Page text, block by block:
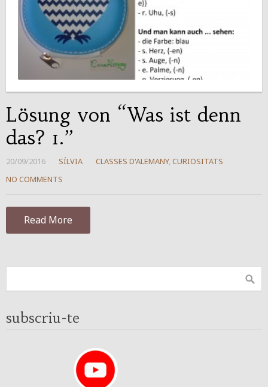
Lösung von “Was ist denn
das? 1.”
20/09/2016 SÍLVIA CLASSES D'ALEMANY, CURIOSITATS
NO COMMENTS
Read More
subscriu-te